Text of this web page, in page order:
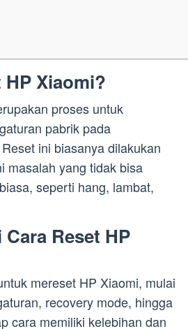
Xiaomi?
proses untuk
pabrik pada
ini biasanya dilakukan
masalah yang tidak bisa
seperti hang, lambat,
Reset HP
mereset HP Xiaomi, mulai
recovery mode, hingga
cara memiliki kelebihan dan